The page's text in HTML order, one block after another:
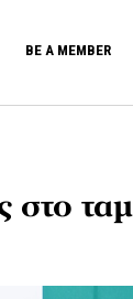
BE A MEMBER
στο